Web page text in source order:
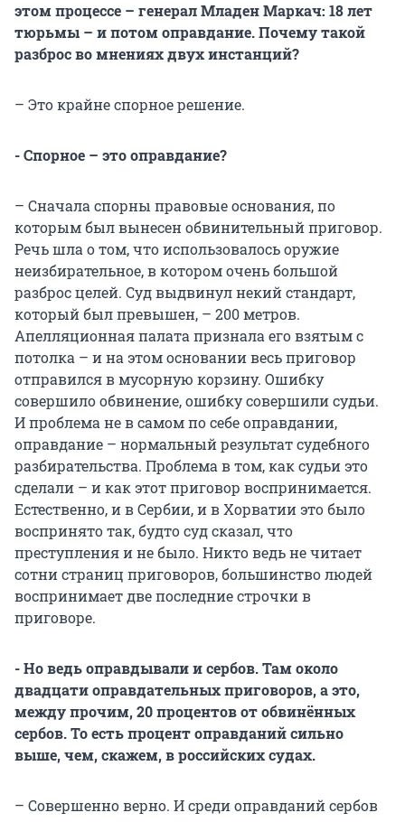
этом процессе – генерал Младен Маркач: 18 лет
тюрьмы – и потом оправдание. Почему такой
разброс во мнениях двух инстанций?
– Это крайне спорное решение.
- Спорное – это оправдание?
– Сначала спорны правовые основания, по
которым был вынесен обвинительный приговор.
Речь шла о том, что использовалось оружие
неизбирательное, в котором очень большой
разброс целей. Суд выдвинул некий стандарт,
который был превышен, – 200 метров.
Апелляционная палата признала его взятым с
потолка – и на этом основании весь приговор
отправился в мусорную корзину. Ошибку
совершило обвинение, ошибку совершили судьи.
И проблема не в самом по себе оправдании,
оправдание – нормальный результат судебного
разбирательства. Проблема в том, как судьи это
сделали – и как этот приговор воспринимается.
Естественно, и в Сербии, и в Хорватии это было
воспринято так, будто суд сказал, что
преступления и не было. Никто ведь не читает
сотни страниц приговоров, большинство людей
воспринимает две последние строчки в
приговоре.
- Но ведь оправдывали и сербов. Там около
двадцати оправдательных приговоров, а это,
между прочим, 20 процентов от обвинённых
сербов. То есть процент оправданий сильно
выше, чем, скажем, в российских судах.
– Совершенно верно. И среди оправданий сербов